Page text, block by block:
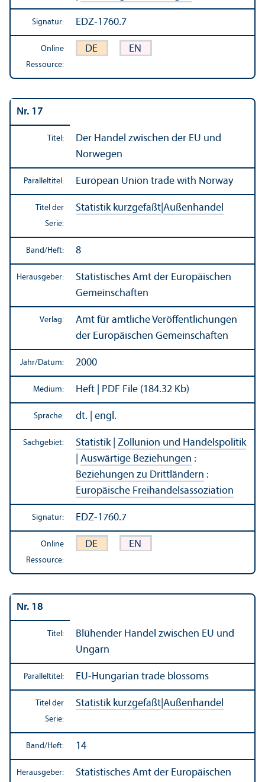
Signatur: EDZ-1760.7
Online
Ressource:
DE EN
Nr. 17
Titel:
Der Handel zwischen der EU und
Norwegen
Paralleltitel: European Union trade with Norway
Titel der
Serie:
Statistik kurzgefaßt Außen­handel
Band/Heft: 8
Herausgeber:
Statistisches Amt der Europäischen
Gemeinschaften
Verlag:
Amt für amtliche Veröffentlichungen
der Europäischen Gemeinschaften
Jahr/Datum: 2000
Medium: Heft | PDF File (184.32 Kb)
Sprache: dt. | engl.
Sachgebiet: Statistik| Zollunion und Handels­politik
Auswärtige Beziehungen :
Beziehungen zu Drittländern :
Europäische Freihandels­assoziation
Signatur: EDZ-1760.7
Online
Ressource:
DE EN
Nr. 18
Titel:
Blühender Handel zwischen EU und
Ungarn
Paralleltitel: EU-Hungarian trade blossoms
Titel der
Serie:
Statistik kurzgefaßt Außen­handel
Band/Heft: 14
Herausgeber:
Statistisches Amt der Europäischen